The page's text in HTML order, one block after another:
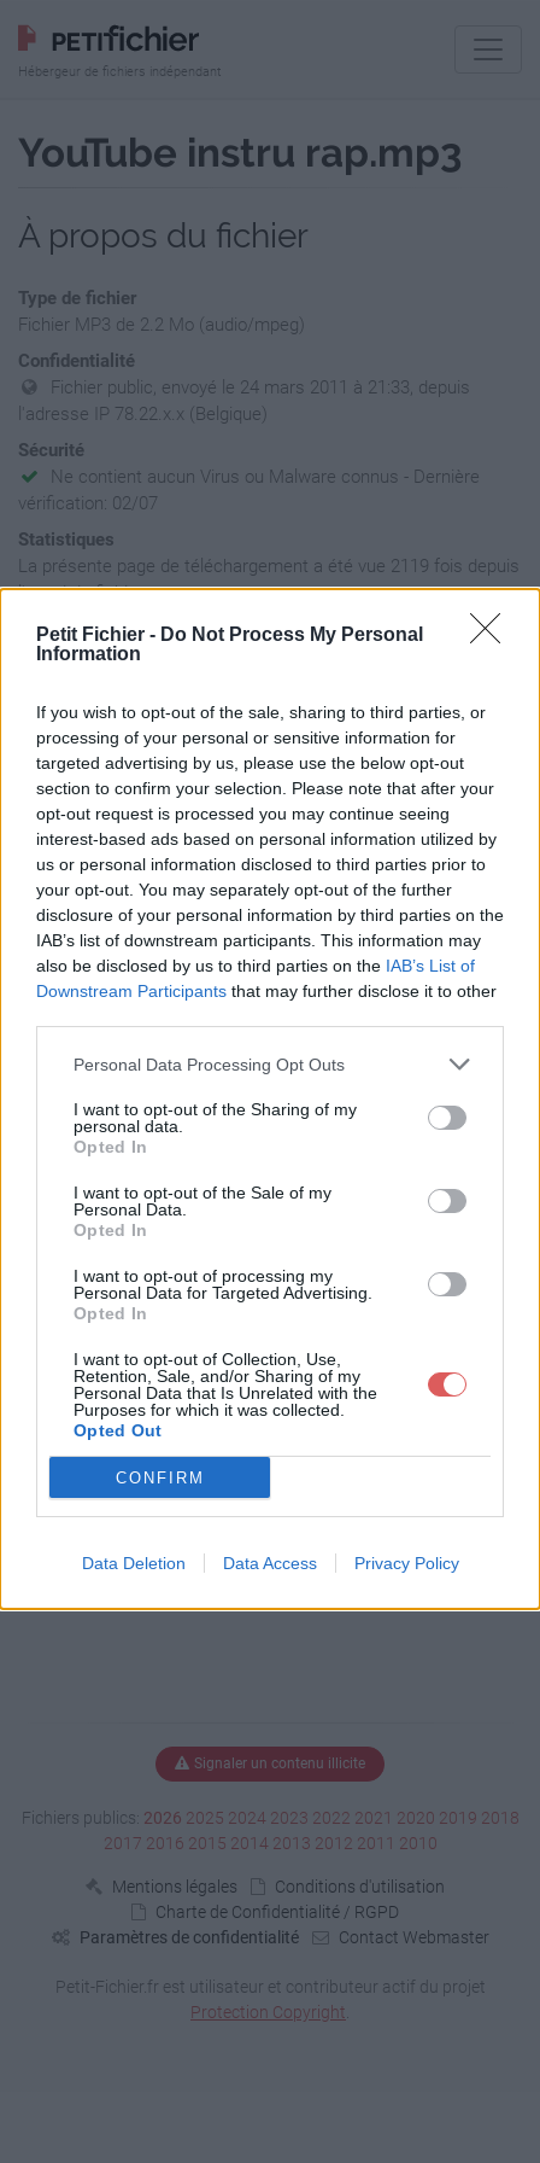
Petit Fichier - Do Not Process My Personal
Information
If you wish to opt-out of the sale, sharing to third parties, or
processing of your personal or sensitive information for
targeted advertising by us, please use the below opt-out
section to confirm your selection. Please note that after your
opt-out request is processed you may continue seeing
interest-based ads based on personal information utilized by
us or personal information disclosed to third parties prior to
your opt-out. You may separately opt-out of the further
disclosure of your personal information by third parties on the
IAB’s list of downstream participants. This information may
also be disclosed by us to third parties on the IAB’s List of
Downstream Participants that may further disclose it to other
Personal Data Processing Opt Outs
I want to opt-out of the Sharing of my
personal data.
Opted In
I want to opt-out of the Sale of my
Personal Data.
Opted In
I want to opt-out of processing my
Personal Data for Targeted Advertising.
Opted In
I want to opt-out of Collection, Use,
Retention, Sale, and/or Sharing of my
Personal Data that Is Unrelated with the
Purposes for which it was collected.
Opted Out
CONFIRM
Data Deletion Data Access Privacy Policy
Hébergeur de fichiers indépendant
YouTube instru rap.mp3
À propos du fichier
Type de fichier
Fichier MP3 de 2.2 Mo (audio/mpeg)
Confidentialité
Fichier public, envoyé le 24 mars 2011 à 21:33, depuis
l'adresse IP 78.22.x.x (Belgique)
Sécurité
Ne contient aucun Virus ou Malware connus - Dernière
vérification: 02/07
Statistiques
La présente page de téléchargement a été vue 2119 fois depuis
l'envoi du fichier
Page de téléchargement
https://www.petit-fichier.fr/2011/03/24/youtube-instru-rap/
Aperçu du fichier
Partager le fichier YouTube -
instru rap.mp3 sur le Web et les
réseaux sociaux:
Télécharger le fichier YouTube - i
nstru rap.mp3
Télécharger YouTube - instru rap.
mp3
Signaler un contenu illicite
Fichiers publics: 2026 2025 2024 2023 2022 2021 2020 2019 2018
2017 2016 2015 2014 2013 2012 2011 2010
Mentions légales
Conditions d'utilisation
Charte de Confidentialité / RGPD
Paramètres de confidentialité
Contact Webmaster
Petit-Fichier.fr est utilisateur et contributeur actif du projet
Protection Copyright